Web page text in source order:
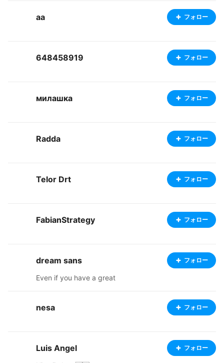
aa フォロー
648458919 フォロー
милашка フォロー
Radda フォロー
Telor Drt フォロー
FabianStrategy フォロー
dream sans フォロー
Even if you have a great
nesa フォロー
Luis Angel フォロー